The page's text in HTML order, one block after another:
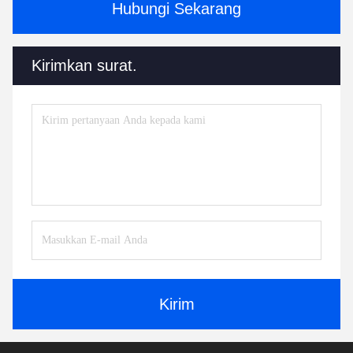
Hubungi Sekarang
Kirimkan surat.
Kirim